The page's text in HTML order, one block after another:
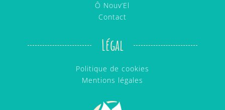
Ô Nouv’El
Contact
Légal
Politique de cookies
Mentions légales